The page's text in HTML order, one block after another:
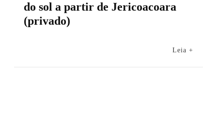
do sol a partir de Jericoacoara
(privado)
Leia +